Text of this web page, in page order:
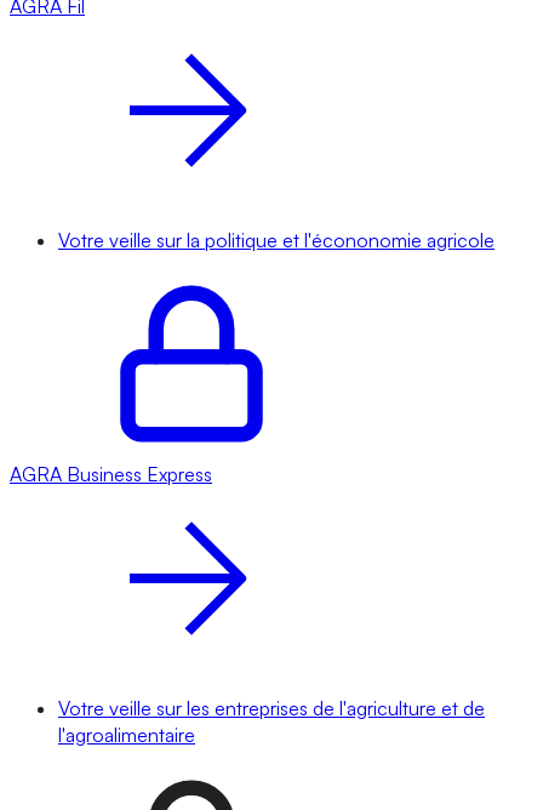
AGRA Fil
Votre veille sur la politique et l'écononomie agricole
AGRA Business Express
Votre veille sur les entreprises de l'agriculture et de
l'agroalimentaire